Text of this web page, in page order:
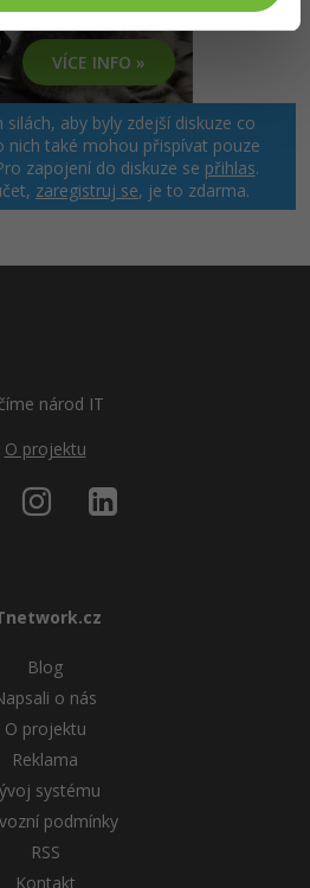
VÍCE INFO »
aby byly zdejší diskuze co
nich také mohou přispívat pouze
zapojení do diskuze se přihlas.
zaregistruj se, je to zdarma.
národ IT
O projektu
Blog
o nás
O projektu
Reklama
systému
podmínky
RSS
Kontakt